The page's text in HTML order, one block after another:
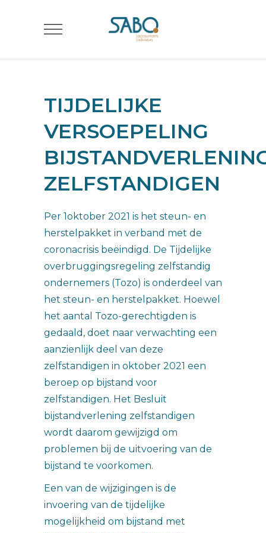
TIJDELIJKE
VERSOEPELING
ZELFSTANDIGEN
Per 1oktober 2021 is het steun- en
herstelpakket in verband met de
coronacrisis beëindigd. De Tijdelijke
overbruggingsregeling zelfstandig
ondernemers (Tozo) is onderdeel van
het steun- en herstelpakket. Hoewel
het aantal Tozo-gerechtigden is
gedaald, doet naar verwachting een
aanzienlijk deel van deze
zelfstandigen in oktober 2021 een
beroep op bijstand voor
zelfstandigen. Het Besluit
bijstandverlening zelfstandigen
wordt daarom gewijzigd om
problemen bij de uitvoering van de
bijstand te voorkomen.
Een van de wijzigingen is de
invoering van de tijdelijke
mogelijkheid om bijstand met